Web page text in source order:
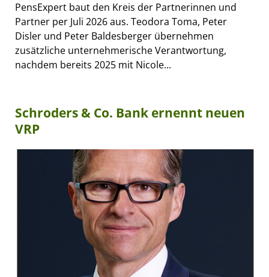
PensExpert baut den Kreis der Partnerinnen und
Partner per Juli 2026 aus. Teodora Toma, Peter
Disler und Peter Baldesberger übernehmen
zusätzliche unternehmerische Verantwortung,
nachdem bereits 2025 mit Nicole...
Schroders & Co. Bank ernennt neuen
VRP